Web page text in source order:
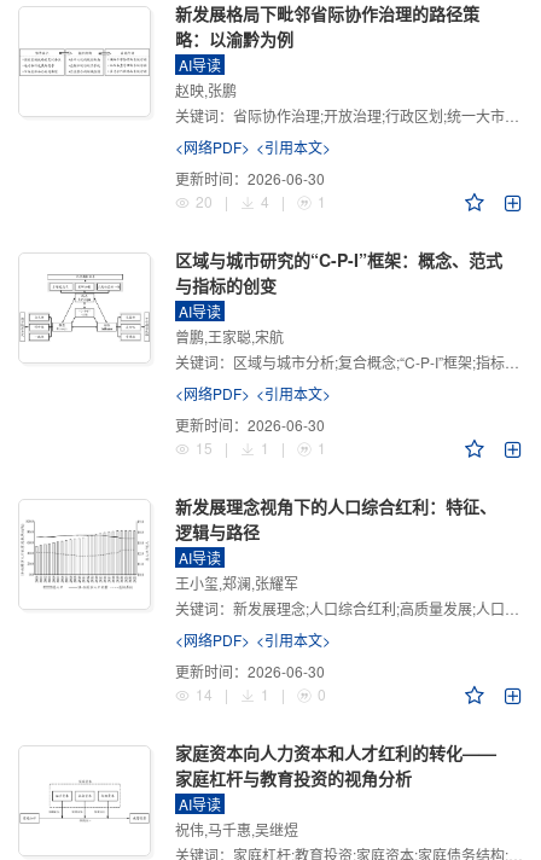
新发展格局下毗邻省际协作治理的路径策
略：以渝黔为例
AI导读
赵映,张鹏
关键词： 省际协作治理;开放治理;行政区划;统一大市场;新发展格局
<网络PDF> <引用本文>
更新时间： 2026-06-30
20
| 4 | 1
区域与城市研究的“C-P-I”框架：概念、范式
与指标的创变
AI导读
曾鹏,王家聪,宋航
关键词： 区域与城市分析;复合概念;“C-P-I”框架;指标体系
<网络PDF> <引用本文>
更新时间： 2026-06-30
15
| 1 | 1
新发展理念视角下的人口综合红利：特征、
逻辑与路径
AI导读
王小玺,郑澜,张耀军
关键词： 新发展理念;人口综合红利;高质量发展;人口政策;中国式现代化
<网络PDF> <引用本文>
更新时间： 2026-06-30
14
| 1 | 0
家庭资本向人力资本和人才红利的转化——
家庭杠杆与教育投资的视角分析
AI导读
祝伟,马千惠,吴继煜
关键词： 家庭杠杆;教育投资;家庭资本;家庭债务结构;CHFS